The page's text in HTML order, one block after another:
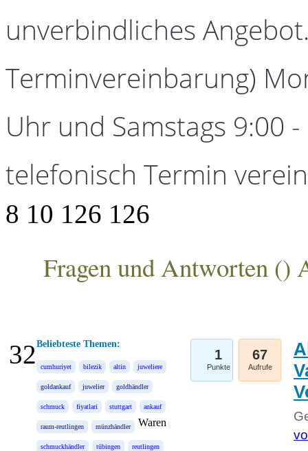
unverbindliches
Terminvereinbarung)
Uhr und Samstags 9:00
telefonisch Termin
8 10 126 126
Fragen und Antworten ()
Beliebteste Themen:
cumhuriyet bilezik altin juweliere
goldankauf juwelier goldhändler
schmuck fiyatlari stuttgart ankauf
raum-reutlingen münzhändler
schmuckhändler tübingen reutlingen
Waren
1
Punkte
67
Aufrufe
32